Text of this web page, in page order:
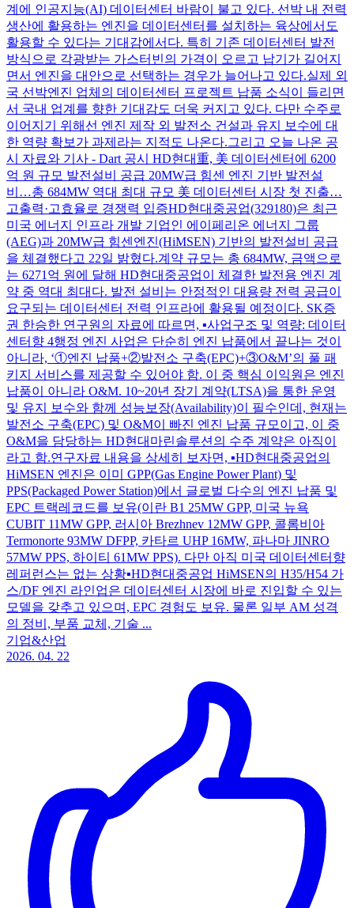
계에 인공지능(AI) 데이터센터 바람이 불고 있다. 선박 내 전력
생산에 활용하는 엔진을 데이터센터를 설치하는 육상에서도
활용할 수 있다는 기대감에서다. 특히 기존 데이터센터 발전
방식으로 각광받는 가스터빈의 가격이 오르고 납기가 길어지
면서 엔진을 대안으로 선택하는 경우가 늘어나고 있다. ​ 실제 외
국 선박엔진 업체의 데이터센터 프로젝트 납품 소식이 들리면
서 국내 업계를 향한 기대감도 더욱 커지고 있다. 다만 수주로
이어지기 위해선 엔진 제작 외 발전소 건설과 유지 보수에 대
한 역량 확보가 과제라는 지적도 나온다. ​ 그리고 오늘 나온 공
시 자료와 기사 - Dart 공시 HD현대重, 美 데이터센터에 6200
억 원 규모 발전설비 공급 20MW급 힘센 엔진 기반 발전설
비…총 684MW 역대 최대 규모 美 데이터센터 시장 첫 진출…
고출력·고효율로 경쟁력 입증 ​ HD현대중공업(329180)은 최근
미국 에너지 인프라 개발 기업인 에이페리온 에너지 그룹
(AEG)과 20MW급 힘센엔진(HiMSEN) 기반의 발전설비 공급
을 체결했다고 22일 밝혔다. ​ 계약 규모는 총 684MW, 금액으로
는 6271억 원에 달해 HD현대중공업이 체결한 발전용 엔진 계
약 중 역대 최대다. 발전 설비는 안정적인 대용량 전력 공급이
요구되는 데이터센터 전력 인프라에 활용될 예정이다. SK증
권 한승한 연구원의 자료에 따르면, ▪️사업구조 및 역량: 데이터
센터향 4행정 엔진 사업은 단순히 엔진 납품에서 끝나는 것이
아니라, ‘①엔진 납품+②발전소 구축(EPC)+③O&M’의 풀 패
키지 서비스를 제공할 수 있어야 함. 이 중 핵심 이익원은 엔진
납품이 아니라 O&M. 10~20년 장기 계약(LTSA)을 통한 운영
및 유지 보수와 함께 성능보장(Availability)이 필수인데, 현재는
발전소 구축(EPC) 및 O&M이 빠진 엔진 납품 규모이고, 이 중
O&M을 담당하는 HD현대마린솔루션의 수주 계약은 아직이
라고 함. ​ 연구자료 내용을 상세히 보자면, ▪️HD현대중공업의
HiMSEN 엔진은 이미 GPP(Gas Engine Power Plant) 및
PPS(Packaged Power Station)에서 글로벌 다수의 엔진 납품 및
EPC 트랙레코드를 보유(이란 B1 25MW GPP, 미국 뉴욕
CUBIT 11MW GPP, 러시아 Brezhnev 12MW GPP, 콜롬비아
Termonorte 93MW DFPP, 카타르 UHP 16MW, 파나마 JINRO
57MW PPS, 하이티 61MW PPS). 다만 아직 미국 데이터센터향
레퍼런스는 없는 상황 ​ ▪️HD현대중공업 HiMSEN의 H35/H54 가
스/DF 엔진 라인업은 데이터센터 시장에 바로 진입할 수 있는
모델을 갖추고 있으며, EPC 경험도 보유. 물론 일부 AM 성격
의 정비, 부품 교체, 기술 ...
기업&산업
2026. 04. 22